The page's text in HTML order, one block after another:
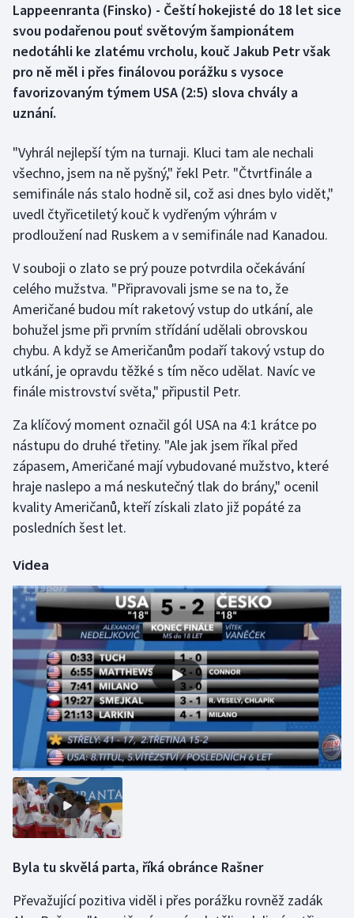
Box
Curling
Dostihy
Futsal
Golf
Házená
Jezdectví
Judo
Krasobruslení
Lyže a snowboard
Moderní pětiboj
Olympijské hry
Parasport
Plavání
Plážový volejbal
Ragby
Rychlobruslení
Rychlostní kanoistika
Sportovní střelba
Lappeenranta (Finsko) - Čeští hokejisté do 18 let sice
svou podařenou pouť světovým šampionátem
nedotáhli ke zlatému vrcholu, kouč Jakub Petr však
pro ně měl i přes finálovou porážku s vysoce
favorizovaným týmem USA (2:5) slova chvály a
uznání.
"Vyhrál nejlepší tým na turnaji. Kluci tam ale nechali
všechno, jsem na ně pyšný," řekl Petr. "Čtvrtfinále a
semifinále nás stalo hodně sil, což asi dnes bylo vidět,"
uvedl čtyřicetiletý kouč k vydřeným výhrám v
prodloužení nad Ruskem a v semifinále nad Kanadou.
V souboji o zlato se prý pouze potvrdila očekávání
celého mužstva. "Připravovali jsme se na to, že
Američané budou mít raketový vstup do utkání, ale
bohužel jsme při prvním střídání udělali obrovskou
chybu. A když se Američanům podaří takový vstup do
utkání, je opravdu těžké s tím něco udělat. Navíc ve
finále mistrovství světa," připustil Petr.
Za klíčový moment označil gól USA na 4:1 krátce po
nástupu do druhé třetiny. "Ale jak jsem říkal před
zápasem, Američané mají vybudované mužstvo, které
hraje naslepo a má neskutečný tlak do brány," ocenil
kvality Američanů, kteří získali zlato již popáté za
posledních šest let.
Videa
Byla tu skvělá parta, říká obránce Rašner
Převažující pozitiva viděl i přes porážku rovněž zadák